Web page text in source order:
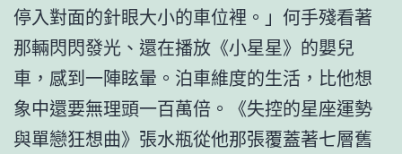
停入對面的針眼大小的車位裡。」何手殘看著
那輛閃閃發光、還在播放《小星星》的嬰兒
車，感到一陣眩暈。泊車維度的生活，比他想
象中還要無理頭一百萬倍。《失控的星座運勢
與單戀狂想曲》張水瓶從他那張覆蓋著七層舊